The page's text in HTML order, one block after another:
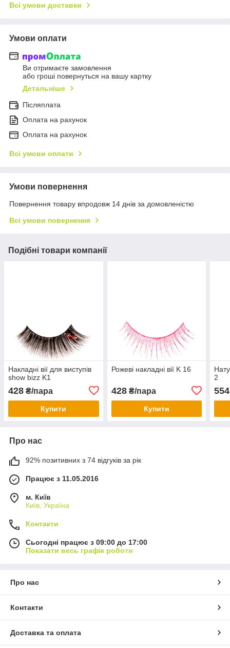
Всі умови доставки
Умови оплати
Ви отримаєте замовлення
або гроші повернуться на вашу картку
Детальніше
Післяплата
Оплата на рахунок
Оплата на рахунок
Всі умови оплати
Умови повернення
Повернення товару впродовж 14 днів за домовленістю
Всі умови повернення
Подібні товари компанії
Накладні вії для виступів
show bizz K1
428 ₴/пара
Купити
Рожеві накладні вії K 16
428₴/пара
Купити
2
554
Про нас
92% позитивних з 74 відгуків за рік
Працює з 11.05.2016
м. Київ
Київ, Україна
Контакти
Сьогодні працює з 09:00 до 17:00
Показати весь графік роботи
Про нас
Контакти
Доставка та оплата